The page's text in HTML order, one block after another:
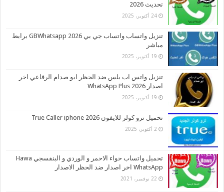
تحديث 2026
24 أكتوبر، 2025
تنزيل واتساب واتساب جي بي 2026 GBWhatsapp برابط
مباشر
19 أكتوبر، 2025
تنزيل واتس اب بلس ضد الحظر ابو صدام الرفاعي اخر
اصدار 2026 WhatsApp Plus
19 أكتوبر، 2025
تحميل ترو كولر للايفون 2026 True Caller iphone
2 أكتوبر، 2025
تحميل واتساب حواء الاحمر و الوردي و البنفسجي Hawa
WhatsApp اخر اصدار ضد الحظر الاصدار
22 نوفمبر، 2021